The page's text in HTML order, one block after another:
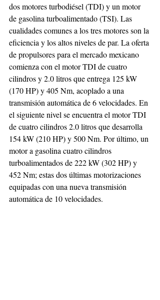
dos motores turbodiésel (TDI) y un motor
de gasolina turboalimentado (TSI). Las
cualidades comunes a los tres motores son la
eficiencia y los altos niveles de par. La oferta
de propulsores para el mercado mexicano
comienza con el motor TDI de cuatro
cilindros y 2.0 litros que entrega 125 kW
(170 HP) y 405 Nm, acoplado a una
transmisión automática de 6 velocidades. En
el siguiente nivel se encuentra el motor TDI
de cuatro cilindros 2.0 litros que desarrolla
154 kW (210 HP) y 500 Nm. Por último, un
motor a gasolina cuatro cilindros
turboalimentados de 222 kW (302 HP) y
452 Nm; estas dos últimas motorizaciones
equipadas con una nueva transmisión
automática de 10 velocidades.